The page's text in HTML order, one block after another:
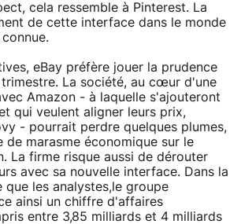
cela ressemble à Pinterest. La
de cette interface dans le monde
eBay préfère jouer la prudence
La société, au cœur d'une
Amazon - à laquelle s'ajouteront
qui veulent aligner leurs prix,
- pourrait perdre quelques plumes,
de marasme économique sur le
La firme risque aussi de dérouter
avec sa nouvelle interface. Dans la
que les analystes,le groupe
ainsi un chiffre d'affaires
entre 3,85 milliards et 4 milliards